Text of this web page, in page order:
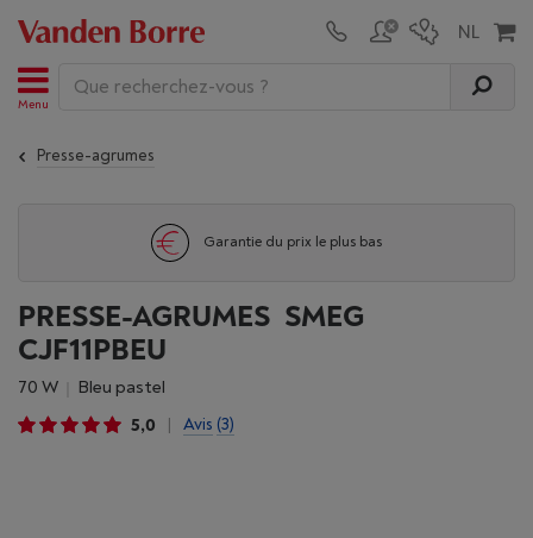
Menu
Presse-agrumes
Garantie du prix le plus bas
PRESSE-AGRUMES SMEG
CJF11PBEU
70 W
Bleu pastel
5,0
Avis (3)